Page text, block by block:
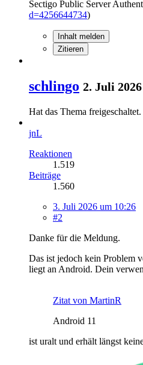
Sectigo Public Server
d=4256644734)
Inhalt melden
Zitieren
schlingo 2. Juli
Hat das Thema freigeschaltet.
jnL
Reaktionen
1.519
Beiträge
1.560
3. Juli 2026 um 10:26
#2
Danke für die Meldung.
Das ist jedoch kein Problem
liegt an Android. Dein
Zitat von MartinR
Android 11
ist uralt und erhält längst